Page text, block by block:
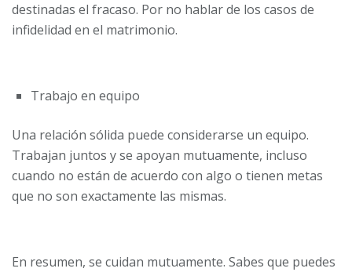
destinadas el fracaso. Por no hablar de los casos de
infidelidad en el matrimonio.
Trabajo en equipo
Una relación sólida puede considerarse un equipo.
Trabajan juntos y se apoyan mutuamente, incluso
cuando no están de acuerdo con algo o tienen metas
que no son exactamente las mismas.
En resumen, se cuidan mutuamente. Sabes que puedes